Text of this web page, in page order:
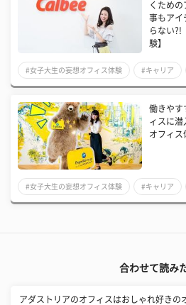
くため
事もアイ
らない?!
験】
#女子大生の妄想オフィス体験 #キャリア
働きやす
ィスに潜
オフィス
#女子大生の妄想オフィス体験 #キャリア
合わせて読み
アダストリアのオフィスはおしゃれ好きの